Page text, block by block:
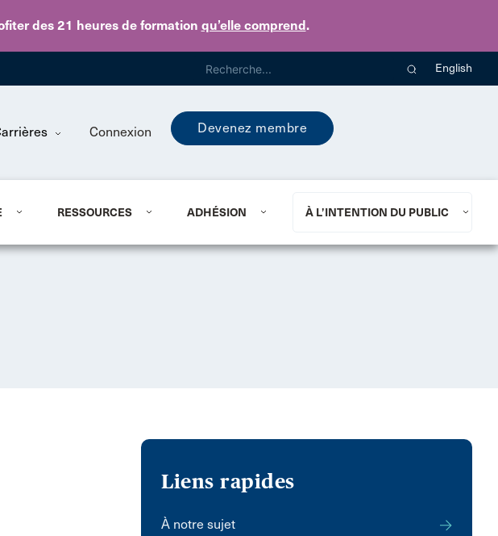
des 21 heures de formation qu’elle comprend.
to main content
English
Connexion Devenez membre
RESSOURCES ADHÉSION À L’INTENTION DU PUBLIC
Liens rapides
À notre sujet